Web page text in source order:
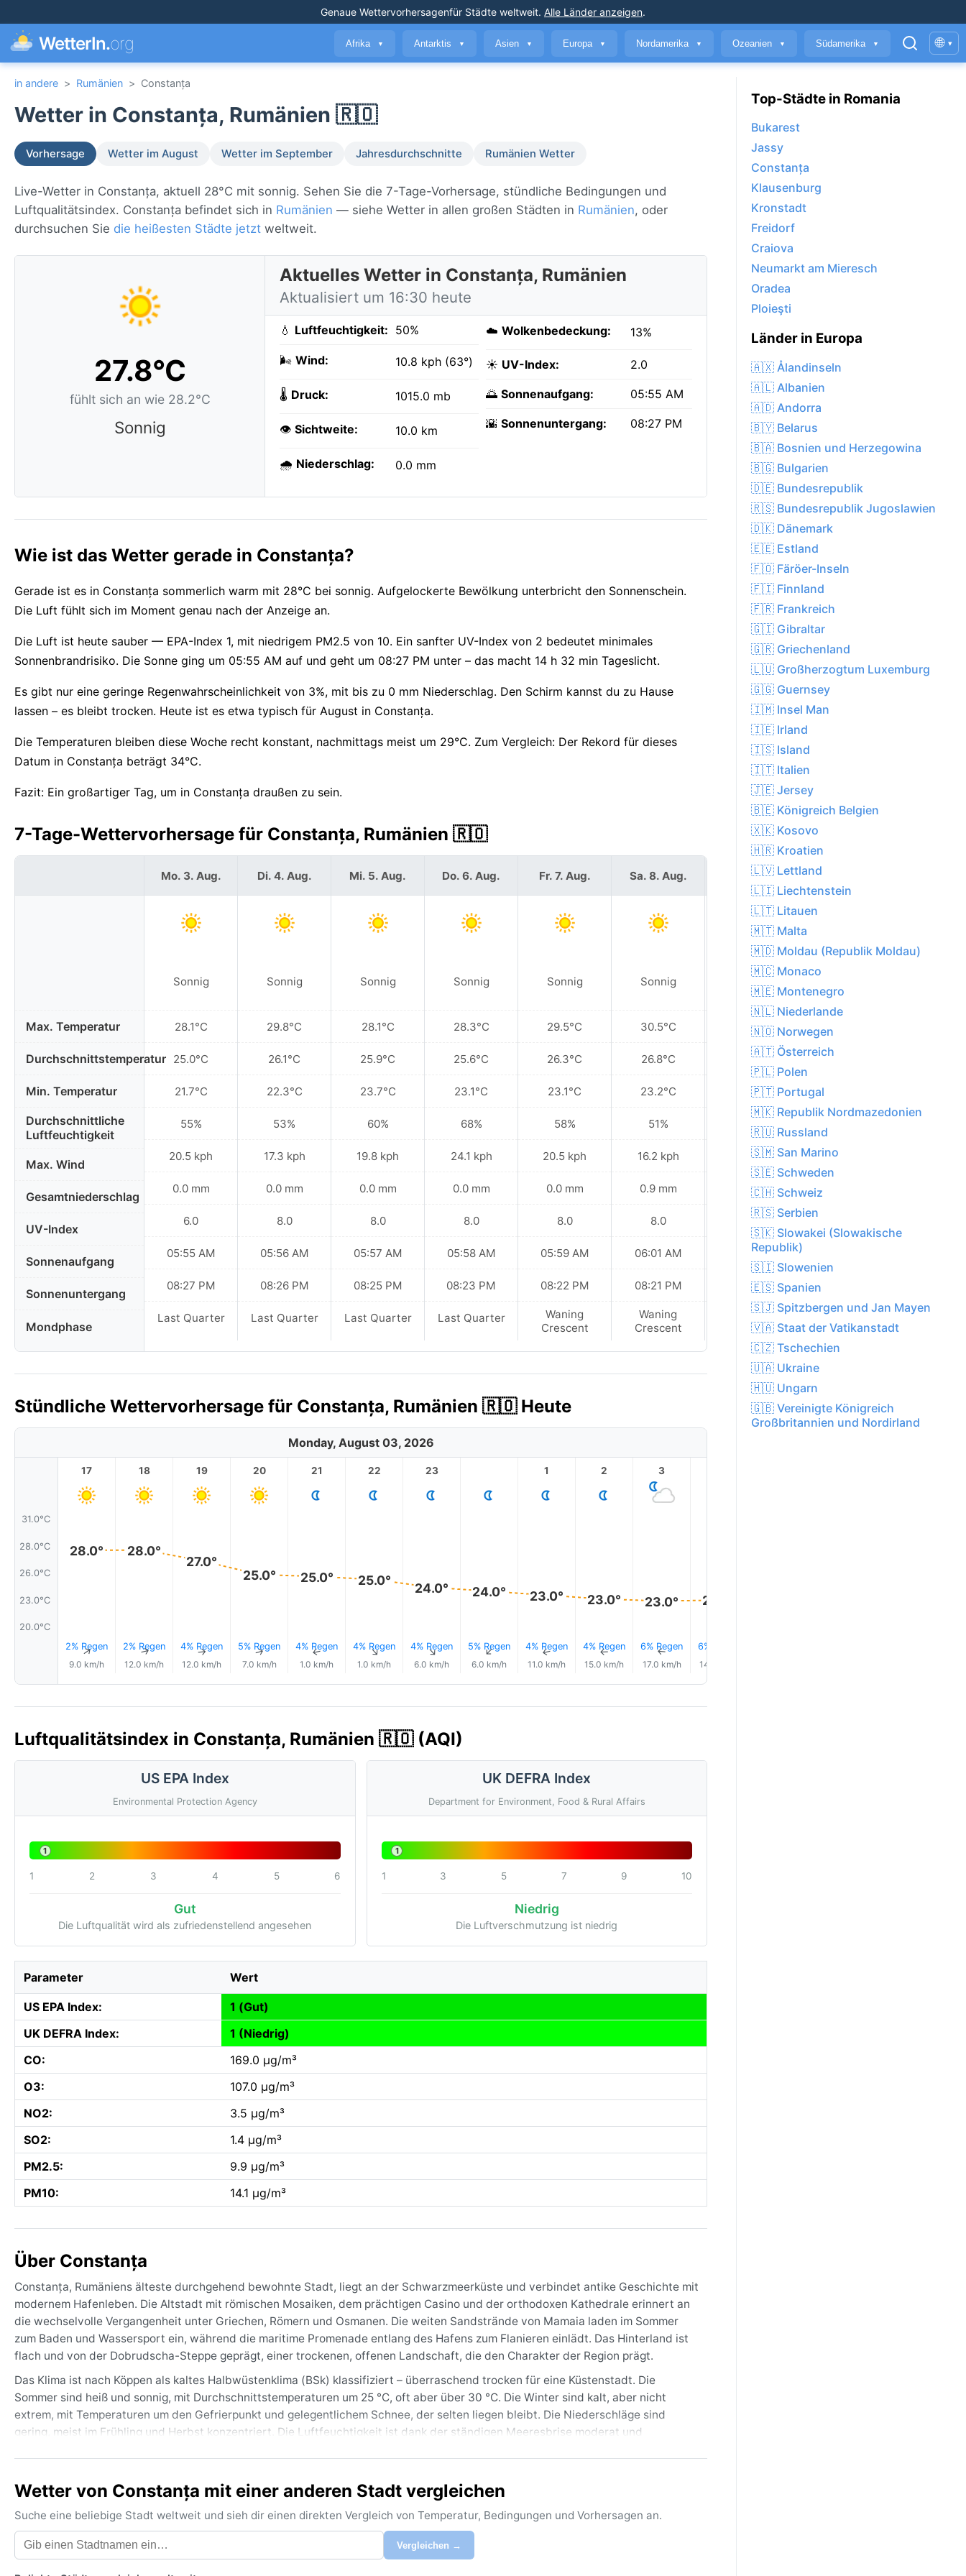
Genaue Wettervorhersagenfür Städte weltweit. Alle Länder anzeigen.
WetterIn.org Afrika ▼ Antarktis ▼ Asien ▼ Europa ▼ Nordamerika ▼ Ozeanien ▼ Südamerika ▼ 🌐 ▾
in andere > Rumänien > Constanța
Wetter in Constanța, Rumänien 🇷🇴
Vorhersage Wetter im August Wetter im September Jahresdurchschnitte Rumänien Wetter
Live-Wetter in Constanța, aktuell 28°C mit sonnig. Sehen Sie die 7-Tage-Vorhersage, stündliche Bedingungen und
Luftqualitätsindex. Constanța befindet sich in Rumänien — siehe Wetter in allen großen Städten in Rumänien, oder
durchsuchen Sie die heißesten Städte jetzt weltweit.
27.8°C
fühlt sich an wie 28.2°C
Sonnig
Aktuelles Wetter in Constanța, Rumänien
Aktualisiert um 16:30 heute
💧 Luftfeuchtigkeit: 50%
🌬️ Wind: 10.8 kph (63°)
🌡️ Druck: 1015.0 mb
👁️ Sichtweite: 10.0 km
🌧️ Niederschlag: 0.0 mm
☁️ Wolkenbedeckung: 13%
☀️ UV-Index: 2.0
🌅 Sonnenaufgang: 05:55 AM
🌇 Sonnenuntergang: 08:27 PM
Wie ist das Wetter gerade in Constanța?
Gerade ist es in Constanța sommerlich warm mit 28°C bei sonnig. Aufgelockerte Bewölkung unterbricht den Sonnenschein.
Die Luft fühlt sich im Moment genau nach der Anzeige an.
Die Luft ist heute sauber — EPA-Index 1, mit niedrigem PM2.5 von 10. Ein sanfter UV-Index von 2 bedeutet minimales
Sonnenbrandrisiko. Die Sonne ging um 05:55 AM auf und geht um 08:27 PM unter – das macht 14 h 32 min Tageslicht.
Es gibt nur eine geringe Regenwahrscheinlichkeit von 3%, mit bis zu 0 mm Niederschlag. Den Schirm kannst du zu Hause
lassen – es bleibt trocken. Heute ist es etwa typisch für August in Constanța.
Die Temperaturen bleiben diese Woche recht konstant, nachmittags meist um 29°C. Zum Vergleich: Der Rekord für dieses
Datum in Constanța beträgt 34°C.
Fazit: Ein großartiger Tag, um in Constanța draußen zu sein.
7-Tage-Wettervorhersage für Constanța, Rumänien 🇷🇴
Max. Temperatur
Durchschnittstemperatur
Min. Temperatur
Durchschnittliche
Luftfeuchtigkeit
Max. Wind
Gesamtniederschlag
UV-Index
Sonnenaufgang
Sonnenuntergang
Mondphase
Mo. 3. Aug.
Sonnig
28.1°C
25.0°C
21.7°C
55%
20.5 kph
0.0 mm
6.0
05:55 AM
08:27 PM
Last Quarter
Di. 4. Aug.
Sonnig
29.8°C
26.1°C
22.3°C
53%
17.3 kph
0.0 mm
8.0
05:56 AM
08:26 PM
Last Quarter
Mi. 5. Aug.
Sonnig
28.1°C
25.9°C
23.7°C
60%
19.8 kph
0.0 mm
8.0
05:57 AM
08:25 PM
Last Quarter
Do. 6. Aug.
Sonnig
28.3°C
25.6°C
23.1°C
68%
24.1 kph
0.0 mm
8.0
05:58 AM
08:23 PM
Last Quarter
Fr. 7. Aug.
Sonnig
29.5°C
26.3°C
23.1°C
58%
20.5 kph
0.0 mm
8.0
05:59 AM
08:22 PM
Waning
Crescent
Sa. 8. Aug.
Sonnig
30.5°C
26.8°C
23.2°C
51%
16.2 kph
0.9 mm
8.0
06:01 AM
08:21 PM
Waning
Crescent
So. 9. Aug.
28.4°C
25.7°C
23.7°C
69%
26.3 kph
0.0 mm
7.0
06:02 AM
08:19 PM
Waning
Crescent
Stündliche Wettervorhersage für Constanța, Rumänien 🇷🇴 Heute
Monday, August 03, 2026
31.0°C
28.0°C
26.0°C
23.0°C
20.0°C
17
28.0°
2% Regen
↑
9.0 km/h
18
28.0°
2% Regen
↑
12.0 km/h
19
27.0°
4% Regen
↑
12.0 km/h
20
25.0°
5% Regen
↑
7.0 km/h
21
25.0°
4% Regen
↑
1.0 km/h
22
25.0°
4% Regen
↑
1.0 km/h
23
24.0°
4% Regen
↑
6.0 km/h
24.0°
5% Regen
↑
6.0 km/h
1
23.0°
4% Regen
↑
11.0 km/h
2
23.0°
4% Regen
↑
15.0 km/h
3
23.0°
6% Regen
↑
17.0 km/h
23.0°
6% Regen
14.0 km/h
Luftqualitätsindex in Constanța, Rumänien 🇷🇴 (AQI)
US EPA Index
Environmental Protection Agency
1
1 2 3 4 5 6
Gut
Die Luftqualität wird als zufriedenstellend angesehen
UK DEFRA Index
Department for Environment, Food & Rural Affairs
1
1 3 5 7 9 10
Niedrig
Die Luftverschmutzung ist niedrig
Parameter Wert
US EPA Index:
1 (Gut)
UK DEFRA Index:
1 (Niedrig)
CO:
169.0 µg/m³
O3:
107.0 µg/m³
NO2:
3.5 µg/m³
SO2:
1.4 µg/m³
PM2.5:
9.9 µg/m³
PM10:
14.1 µg/m³
Über Constanța
Constanța, Rumäniens älteste durchgehend bewohnte Stadt, liegt an der Schwarzmeerküste und verbindet antike Geschichte mit
modernem Hafenleben. Die Altstadt mit römischen Mosaiken, dem prächtigen Casino und der orthodoxen Kathedrale erinnert an
die wechselvolle Vergangenheit unter Griechen, Römern und Osmanen. Die weiten Sandstrände von Mamaia laden im Sommer
zum Baden und Wassersport ein, während die maritime Promenade entlang des Hafens zum Flanieren einlädt. Das Hinterland ist
flach und von der Dobrudscha-Steppe geprägt, einer trockenen, offenen Landschaft, die den Charakter der Region prägt.
Das Klima ist nach Köppen als kaltes Halbwüstenklima (BSk) klassifiziert – überraschend trocken für eine Küstenstadt. Die
Sommer sind heiß und sonnig, mit Durchschnittstemperaturen um 25 °C, oft aber über 30 °C. Die Winter sind kalt, aber nicht
extrem, mit Temperaturen um den Gefrierpunkt und gelegentlichem Schnee, der selten liegen bleibt. Die Niederschläge sind
gering, meist im Frühling und Herbst konzentriert. Die Luftfeuchtigkeit ist dank der ständigen Meeresbrise moderat und
Die beste Reisezeit wettermäßig ist von Mai bis September, wenn die Tage lang und die Temperaturen mild bis heiß sind. Juli und
August sind hochsommerlich und ideal für Strandbesuche, aber auch voll. Im Spätherbst kann dichter Nebel aufziehen, wenn
warme, feuchte Luft über das kühle Meer streicht. Stürme sind selten, aber möglich. Insgesamt bietet Constanța ein trockenes,
sonnenreiches Küstenklima mit viel Luftbewegung – perfekt für alle, die Hitze ohne drückende Schwüle mögen.
Wetter von Constanța mit einer anderen Stadt vergleichen
Suche eine beliebige Stadt weltweit und sieh dir einen direkten Vergleich von Temperatur, Bedingungen und Vorhersagen an.
Vergleichen →
Top-Städte in Romania
Bukarest
Jassy
Constanța
Klausenburg
Kronstadt
Freidorf
Craiova
Neumarkt am Mieresch
Oradea
Ploieşti
Länder in Europa
🇦🇽 Ålandinseln
🇦🇱 Albanien
🇦🇩 Andorra
🇧🇾 Belarus
🇧🇦 Bosnien und Herzegowina
🇧🇬 Bulgarien
🇩🇪 Bundesrepublik
🇷🇸 Bundesrepublik Jugoslawien
🇩🇰 Dänemark
🇪🇪 Estland
🇫🇴 Färöer-Inseln
🇫🇮 Finnland
🇫🇷 Frankreich
🇬🇮 Gibraltar
🇬🇷 Griechenland
🇱🇺 Großherzogtum Luxemburg
🇬🇬 Guernsey
🇮🇲 Insel Man
🇮🇪 Irland
🇮🇸 Island
🇮🇹 Italien
🇯🇪 Jersey
🇧🇪 Königreich Belgien
🇽🇰 Kosovo
🇭🇷 Kroatien
🇱🇻 Lettland
🇱🇮 Liechtenstein
🇱🇹 Litauen
🇲🇹 Malta
🇲🇩 Moldau (Republik Moldau)
🇲🇨 Monaco
🇲🇪 Montenegro
🇳🇱 Niederlande
🇳🇴 Norwegen
🇦🇹 Österreich
🇵🇱 Polen
🇵🇹 Portugal
🇲🇰 Republik Nordmazedonien
🇷🇺 Russland
🇸🇲 San Marino
🇸🇪 Schweden
🇨🇭 Schweiz
🇷🇸 Serbien
🇸🇰 Slowakei (Slowakische
Republik)
🇸🇮 Slowenien
🇪🇸 Spanien
🇸🇯 Spitzbergen und Jan Mayen
🇻🇦 Staat der Vatikanstadt
🇨🇿 Tschechien
🇺🇦 Ukraine
🇭🇺 Ungarn
🇬🇧 Vereinigte Königreich
Großbritannien und Nordirland